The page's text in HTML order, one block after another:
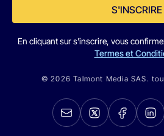
S'INSCRIRE
En cliquant sur s'inscrire, vous
Termes et
© 2026 Talmont Media SAS.